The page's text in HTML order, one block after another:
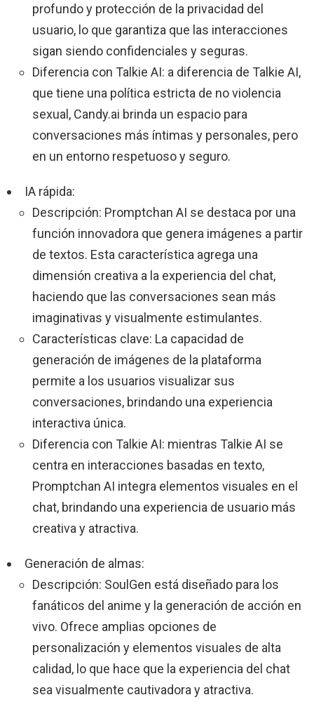
profundo y protección de la privacidad del
usuario, lo que garantiza que las interacciones
sigan siendo confidenciales y seguras.
Diferencia con Talkie AI: a diferencia de Talkie AI,
que tiene una política estricta de no violencia
sexual, Candy.ai brinda un espacio para
conversaciones más íntimas y personales, pero
en un entorno respetuoso y seguro.
IA rápida:
Descripción: Promptchan AI se destaca por una
función innovadora que genera imágenes a partir
de textos. Esta característica agrega una
dimensión creativa a la experiencia del chat,
haciendo que las conversaciones sean más
imaginativas y visualmente estimulantes.
Características clave: La capacidad de
generación de imágenes de la plataforma
permite a los usuarios visualizar sus
conversaciones, brindando una experiencia
interactiva única.
Diferencia con Talkie AI: mientras Talkie AI se
centra en interacciones basadas en texto,
Promptchan AI integra elementos visuales en el
chat, brindando una experiencia de usuario más
creativa y atractiva.
Generación de almas:
Descripción: SoulGen está diseñado para los
fanáticos del anime y la generación de acción en
vivo. Ofrece amplias opciones de
personalización y elementos visuales de alta
calidad, lo que hace que la experiencia del chat
sea visualmente cautivadora y atractiva.